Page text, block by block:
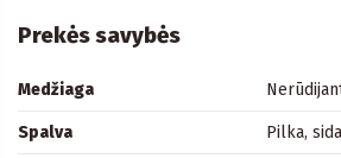
Prekės savybės
Medžiaga
Spalva Pilka,